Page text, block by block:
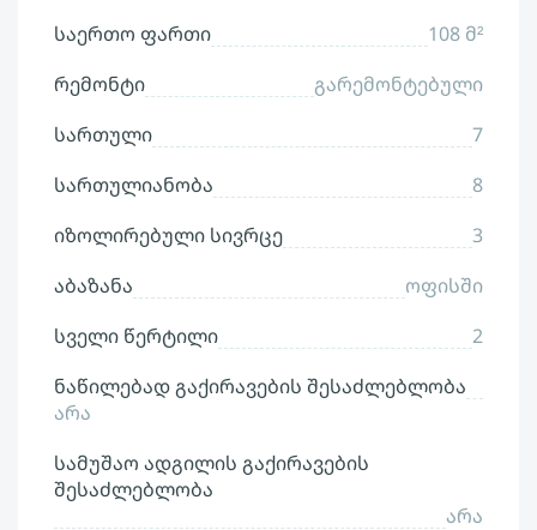
საერთო ფართი
108 მ²
რემონტი
გარემონტებული
სართული
7
სართულიანობა
8
იზოლირებული სივრცე
3
აბაზანა
ოფისში
სველი წერტილი
2
ნაწილებად გაქირავების შესაძლებლობა
არა
სამუშაო ადგილის გაქირავების
შესაძლებლობა
არა